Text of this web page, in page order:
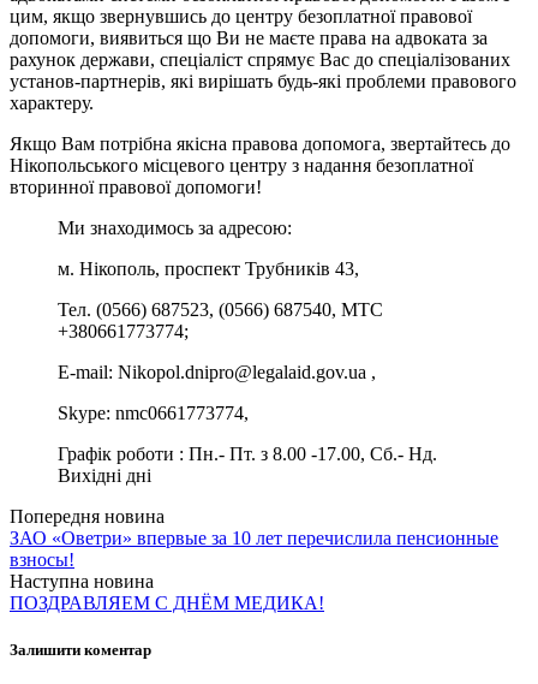
цим, якщо звернувшись до центру безоплатної правової
допомоги, виявиться що Ви не маєте права на адвоката за
рахунок держави, спеціаліст спрямує Вас до спеціалізованих
установ-партнерів, які вирішать будь-які проблеми правового
характеру.
Якщо Вам потрібна якісна правова допомога, звертайтесь до
Нікопольського місцевого центру з надання безоплатної
вторинної правової допомоги!
Ми знаходимось за адресою:
м. Нікополь, проспект Трубників 43,
Тел. (0566) 687523, (0566) 687540, МТС
+380661773774;
E-mail: Nikopol.dnipro@legalaid.gov.ua ,
Skype: nmc0661773774,
Графік роботи : Пн.- Пт. з 8.00 -17.00, Сб.- Нд.
Вихідні дні
Попередня новина
ЗАО «Оветри» впервые за 10 лет перечислила пенсионные
взносы!
Наступна новина
ПОЗДРАВЛЯЕМ С ДНЁМ МЕДИКА!
Залишити коментар